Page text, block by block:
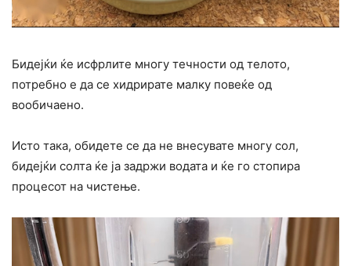
Бидејќи ќе исфрлите многу течности од телото,
потребно е да се хидрирате малку повеќе од
вообичаено.
Исто така, обидете се да не внесувате многу сол,
бидејќи солта ќе ја задржи водата и ќе го стопира
процесот на чистење.